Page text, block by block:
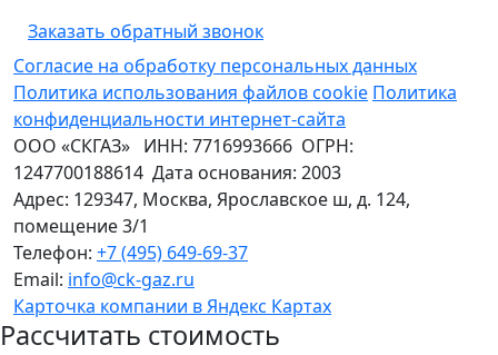
Заказать обратный звонок
Согласие на обработку персональных данных
Политика использования файлов cookie Политика
конфиденциальности интернет-сайта
ООО «СКГАЗ» ИНН: 7716993666 ОГРН:
1247700188614 Дата основания: 2003
Адрес: 129347, Москва, Ярославское ш, д. 124,
помещение 3/1
Телефон: +7 (495) 649-69-37
Email: info@ck-gaz.ru
Карточка компании в Яндекс Картах
Рассчитать стоимость